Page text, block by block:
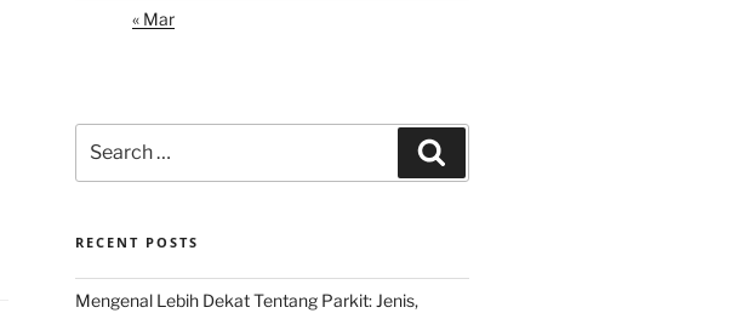
« Mar
for:
RECENT POSTS
Mengenal Lebih Dekat Tentang Parkit: Jenis,